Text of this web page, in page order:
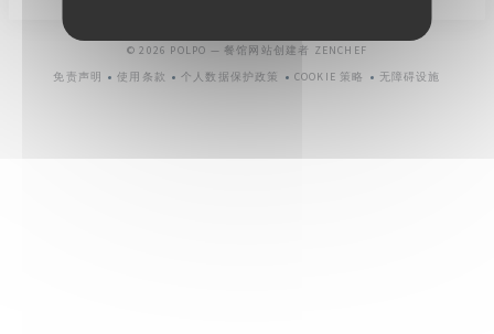
© 2026 POLPO — 餐馆网站创建者 ZENCHEF
免责声明
使用条款
个人数据保护政策
COOKIE 策略
无障碍设施